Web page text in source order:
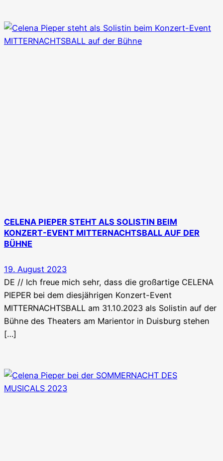
CELENA PIEPER STEHT ALS SOLISTIN BEIM
KONZERT-EVENT MITTERNACHTSBALL AUF DER
BÜHNE
19. August 2023
DE // Ich freue mich sehr, dass die großartige CELENA
PIEPER bei dem diesjährigen Konzert-Event
MITTERNACHTSBALL am 31.10.2023 als Solistin auf der
Bühne des Theaters am Marientor in Duisburg stehen
[…]